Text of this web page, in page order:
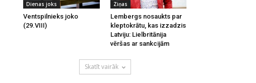
Dienas joks
Ventspilnieks joko
(29.VIII)
Ziņas
Lembergs nosaukts par
kleptokrātu, kas izzadzis
Latviju: Lielbritānija
vēršas ar sankcijām
Skatīt vairāk